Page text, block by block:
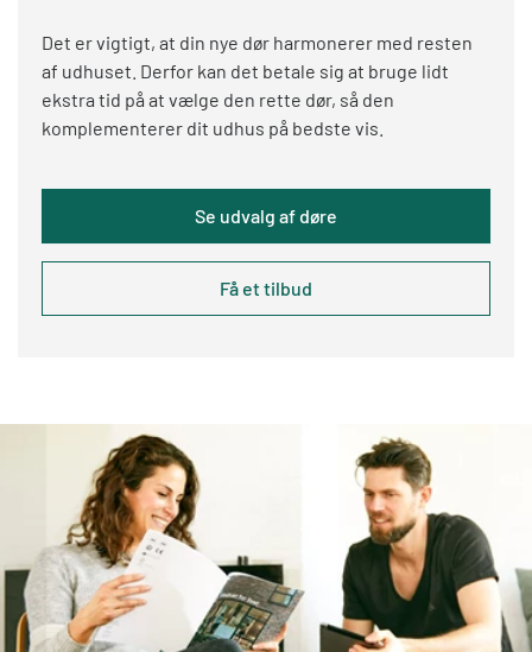
Det er vigtigt, at din nye dør harmonerer med resten
af udhuset. Derfor kan det betale sig at bruge lidt
ekstra tid på at vælge den rette dør, så den
komplementerer dit udhus på bedste vis.
Se udvalg af døre
Få et tilbud